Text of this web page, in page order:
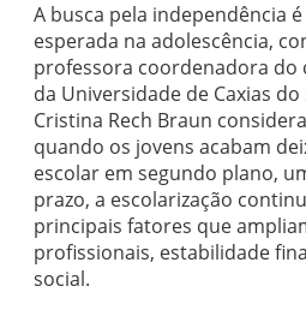
A busca pela independência
esperada na adolescência,
professora coordenadora do
da Universidade de Caxias do
Cristina Rech Braun
quando os jovens acabam
escolar em segundo plano,
prazo, a escolarização
principais fatores que
profissionais, estabilidade
social.